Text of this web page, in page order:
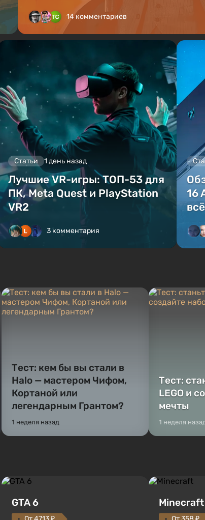
14 комментариев
Статьи 1 день назад
Лучшие VR-игры: ТОП-53 для
ПК, Meta Quest и PlayStation
VR2
3 комментария
16
всё
Тест: кем бы вы стали в
Halo — мастером Чифом,
Кортаной или
легендарным Грантом?
1 неделя назад
Тест:
LEGO и
мечты
1 неделя
GTA 6 Minecraft